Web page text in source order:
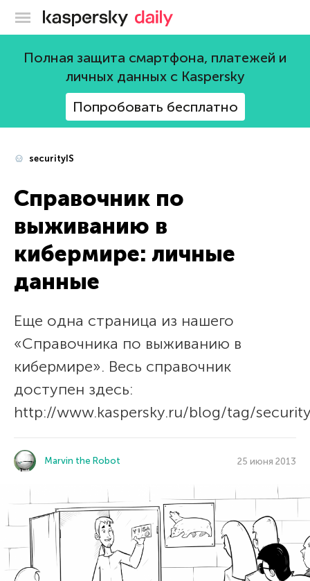
Блог Касперского
Полная защита смартфона, платежей и
личных данных с Kaspersky
Попробовать бесплатно
securityIS
Справочник по
выживанию в
кибермире: личные
данные
Еще одна страница из нашего
«Справочника по выживанию в
кибермире». Весь справочник
доступен здесь:
http://www.kaspersky.ru/blog/tag/
Marvin the Robot 25 июня 2013